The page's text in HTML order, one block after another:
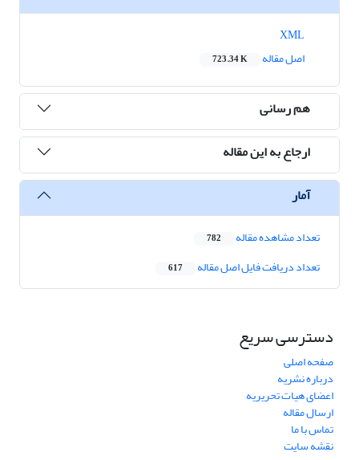
اصل مقاله
723.34 K
هم رسانی
ارجاع به این مقاله
آمار
تعداد مشاهده مقاله 782
تعداد دریافت فایل اصل مقاله 617
دسترسی سریع
صفحه اصلی
درباره نشریه
اعضای هیات تحریریه
ارسال مقاله
تماس با ما
نقشه سایت